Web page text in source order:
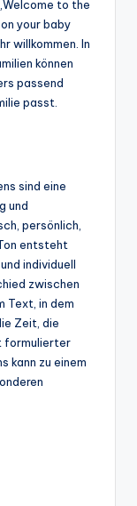
to the
your baby
willkommen. In
können
passend
passt.
sind eine
und
persönlich,
entsteht
individuell
zwischen
Text, in dem
Zeit, die
formulierter
kann zu einem